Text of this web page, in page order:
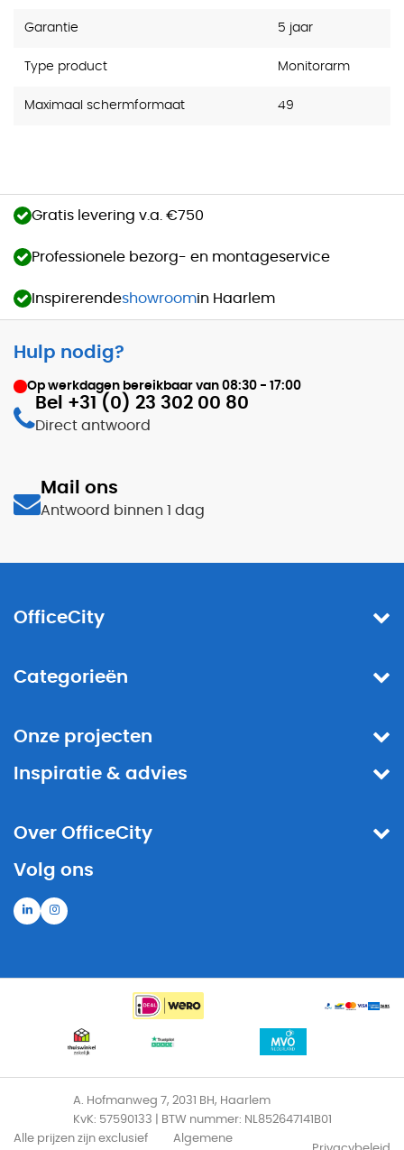
Garantie 5 jaar
Type product Monitorarm
Maximaal schermformaat 49
Gratis levering v.a. €750
Professionele bezorg- en montageservice
Inspirerendeshowroomin Haarlem
Hulp nodig?
Op werkdagen bereikbaar van 08:30 - 17:00
Bel +31 (0) 23 302 00 80
Direct antwoord
Mail ons
Antwoord binnen 1 dag
OfficeCity
Categorieën
Onze projecten
Inspiratie & advies
Over OfficeCity
Volg ons
A. Hofmanweg 7, 2031 BH, Haarlem
KvK: 57590133 | BTW nummer: NL852647141B01
Alle prijzen zijn exclusief
Algemene